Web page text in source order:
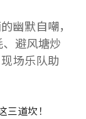
幽默自嘲，
避风塘炒
场乐队助
道坎！